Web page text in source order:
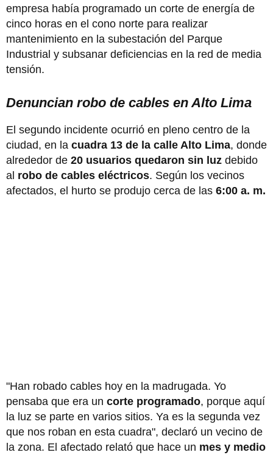
empresa había programado un corte de energía de
cinco horas en el cono norte para realizar
mantenimiento en la subestación del Parque
Industrial y subsanar deficiencias en la red de media
tensión.
Denuncian robo de cables en Alto Lima
El segundo incidente ocurrió en pleno centro de la
ciudad, en la cuadra 13 de la calle Alto Lima, donde
alrededor de 20 usuarios quedaron sin luz debido
al robo de cables eléctricos. Según los vecinos
afectados, el hurto se produjo cerca de las 6:00 a. m.
"Han robado cables hoy en la madrugada. Yo
pensaba que era un corte programado, porque aquí
la luz se parte en varios sitios. Ya es la segunda vez
que nos roban en esta cuadra", declaró un vecino de
la zona. El afectado relató que hace un mes y medio